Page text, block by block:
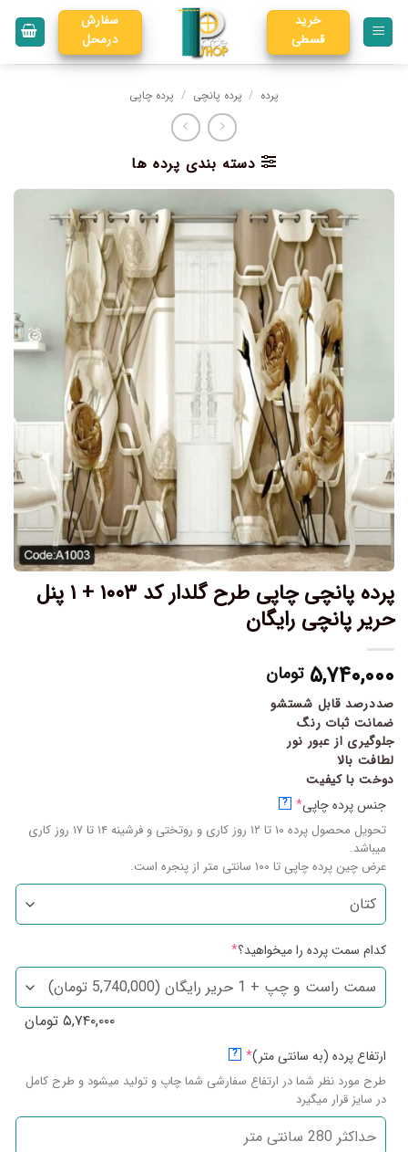
خرید
قسطی
سفارش
درمحل
پرده / پرده پانچی / پرده چاپی
دسته بندی پرده ها
پرده پانچی چاپی طرح گلدار کد ۱۰۰۳ + ۱ پنل
حریر پانچی رایگان
۵,۷۴۰,۰۰۰ تومان
صددرصد قابل شستشو
ضمانت ثبات رنگ
جلوگیری از عبور نور
لطافت بالا
دوخت با کیفیت
جنس پرده چاپی*
?
تحویل محصول پرده ۱۰ تا ۱۲ روز کاری و روتختی و فرشینه ۱۴ تا ۱۷ روز کاری
میباشد.
عرض چین پرده چاپی تا ۱۰۰ سانتی متر از پنجره است.
کدام سمت پرده را میخواهید؟*
۵,۷۴۰,۰۰۰ تومان
ارتفاع پرده (به سانتی متر)*
?
طرح مورد نظر شما در ارتفاع سفارشی شما چاپ و تولید میشود و طرح کامل
در سایز قرار میگیرد